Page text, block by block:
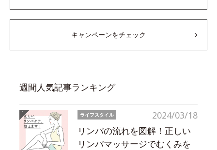
キャンペーンをチェック
週間人気記事ランキング
2024/03/18
ライフスタイル
リンパの流れを図解！正しい
リンパマッサージでむくみを